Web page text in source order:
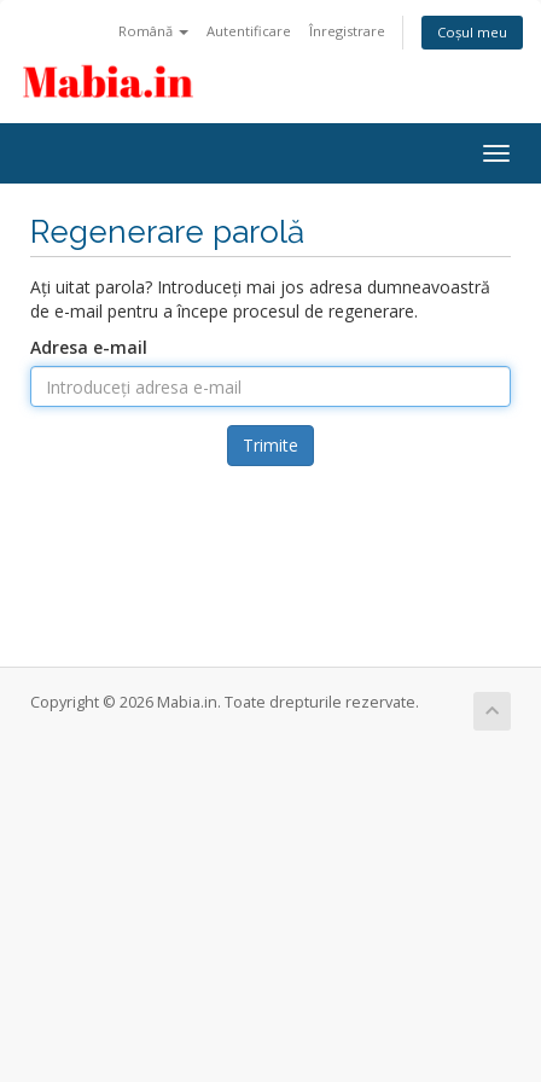
Română Autentificare Înregistrare Coșul meu
Regenerare parolă
Ați uitat parola? Introduceți mai jos adresa dumneavoastră
de e-mail pentru a începe procesul de regenerare.
Adresa e-mail
Trimite
Copyright © 2026 Mabia.in. Toate drepturile rezervate.